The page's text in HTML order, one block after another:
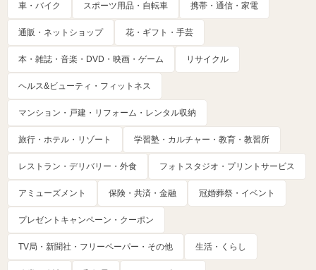
車・バイク スポーツ用品・自転車 携帯・通信・家電
通販・ネットショップ 花・ギフト・手芸
本・雑誌・音楽・DVD・映画・ゲーム リサイクル
ヘルス&ビューティ・フィットネス
マンション・戸建・リフォーム・レンタル収納
旅行・ホテル・リゾート 学習塾・カルチャー・教育・教習所
レストラン・デリバリー・外食 フォトスタジオ・プリントサービス
アミューズメント 保険・共済・金融 冠婚葬祭・イベント
プレゼントキャンペーン・クーポン
TV局・新聞社・フリーペーパー・その他 生活・くらし